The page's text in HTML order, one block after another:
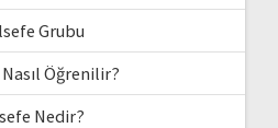
Grubu
Öğrenilir?
Nedir?